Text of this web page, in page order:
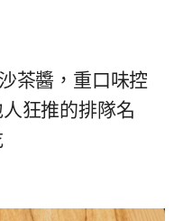
茶醬，重口味控
狂推的排隊名